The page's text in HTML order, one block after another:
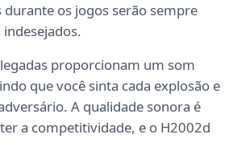
durante os jogos serão sempre
proporcionam um som
que você sinta cada explosão e
A qualidade sonora é
a competitividade, e o H2002d